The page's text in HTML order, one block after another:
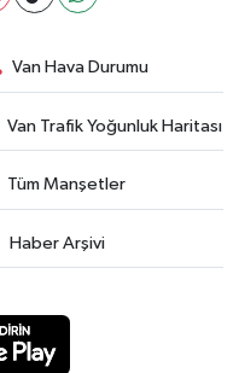
Van Hava Durumu
Van Trafik Yoğunluk Haritası
Tüm Manşetler
Haber Arşivi